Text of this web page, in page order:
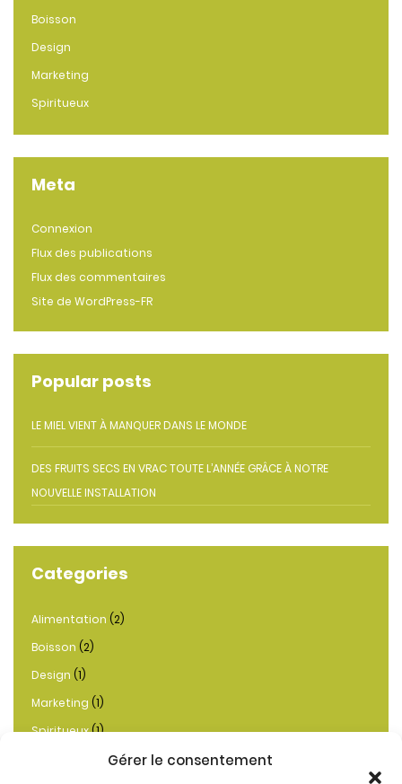
Gérer le consentement
Boisson
Design
Marketing
Spiritueux
Meta
Connexion
Flux des publications
Flux des commentaires
Site de WordPress-FR
Popular posts
LE MIEL VIENT À MANQUER DANS LE MONDE
DES FRUITS SECS EN VRAC TOUTE L’ANNÉE GRÂCE À NOTRE
NOUVELLE INSTALLATION
Categories
Alimentation (2)
Boisson (2)
Design (1)
Marketing (1)
Spiritueux(1)